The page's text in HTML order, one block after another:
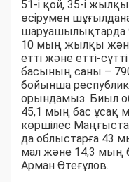
51-і қой, 35-і
өсірумен
шаруашылықтарда
10 мың жылқы және
етті және етті-
басының саны –
бойынша
орындамыз. Биыл
45,1 мың бас ұсақ
көршілес
да облыстарға 43
мал және 14,3 мың
Арман Өтеғұлов.